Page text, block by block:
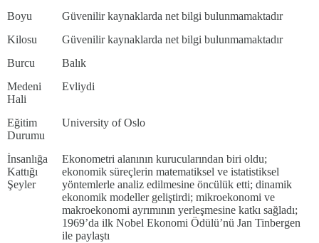
Boyu
Güvenilir kaynaklarda net bilgi bulunmamaktadır
Kilosu
Güvenilir kaynaklarda net bilgi bulunmamaktadır
Burcu
Balık
Medeni
Hali
Evliydi
Eğitim
Durumu
University of Oslo
İnsanlığa
Kattığı
Şeyler
Ekonometri alanının kurucularından biri oldu;
ekonomik süreçlerin matematiksel ve istatistiksel
yöntemlerle analiz edilmesine öncülük etti; dinamik
ekonomik modeller geliştirdi; mikroekonomi ve
makroekonomi ayrımının yerleşmesine katkı sağladı;
1969’da ilk Nobel Ekonomi Ödülü’nü Jan Tinbergen
ile paylaştı